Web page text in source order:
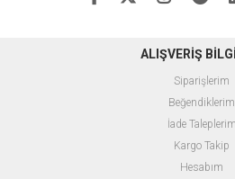
ALIŞVERİŞ
Siparişlerim
Beğendiklerim
İade Taleplerim
Kargo Takip
Hesabım